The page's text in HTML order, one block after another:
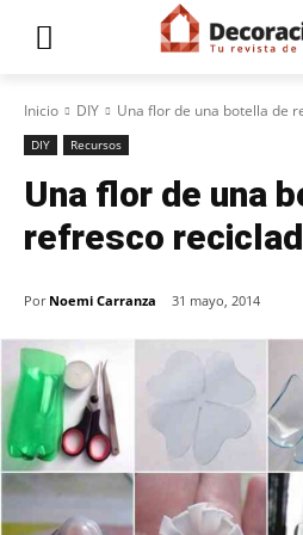
Inicio DIY Una flor de una botella de
DIY Recursos
Una flor de una
refresco
Por Noemi Carranza 31 mayo, 2014